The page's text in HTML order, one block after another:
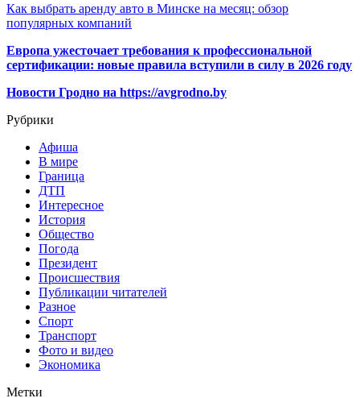
Как выбрать аренду авто в Минске на месяц: обзор
популярных компаний
Европа ужесточает требования к профессиональной
сертификации: новые правила вступили в силу в 2026 году
Новости Гродно на https://avgrodno.by
Рубрики
Афиша
В мире
Граница
ДТП
Интересное
История
Общество
Погода
Президент
Происшествия
Публикации читателей
Разное
Спорт
Транспорт
Фото и видео
Экономика
Метки